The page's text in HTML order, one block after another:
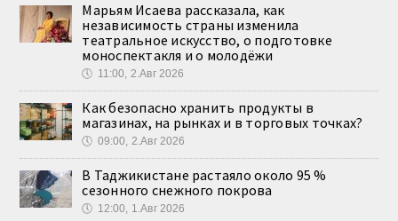
Марьям Исаева рассказала, как
независимость страны изменила
театральное искусство, о подготовке
моноспектакля и о молодёжи
🕔 11:00, 2.Авг 2026
Как безопасно хранить продукты в
магазинах, на рынках и в торговых точках?
🕔 09:00, 2.Авг 2026
В Таджикистане растаяло около 95 %
сезонного снежного покрова
🕔 12:00, 1.Авг 2026